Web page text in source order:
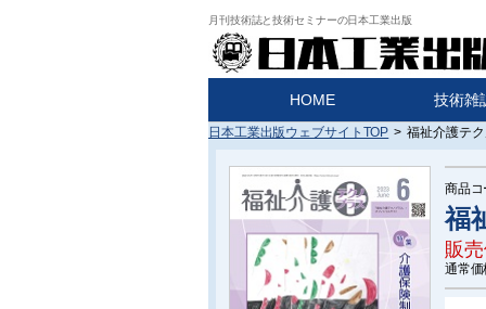
月刊技術誌と技術セミナーの日本工業出版
HOME 技術雑
日本工業出版ウェブサイトTOP > 福祉介護テ
商品コ
福
販
通常価